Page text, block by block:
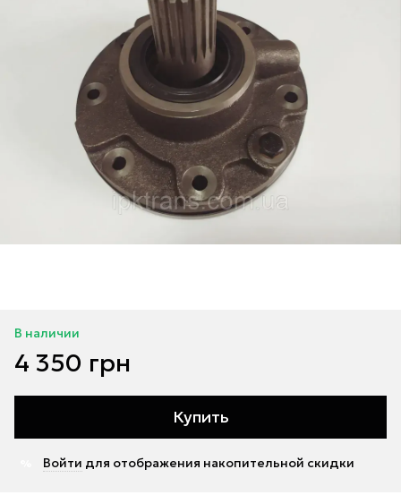
В наличии
4 350 грн
Купить
Войти для отображения накопительной скидки